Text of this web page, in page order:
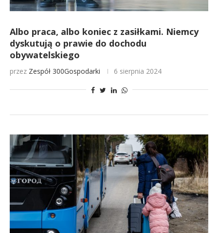
Albo praca, albo koniec z zasiłkami. Niemcy
dyskutują o prawie do dochodu
obywatelskiego
przez Zespół 300Gospodarki 6 sierpnia 2024